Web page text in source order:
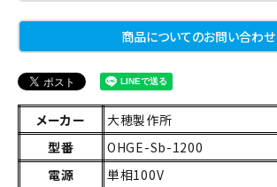
商品についてのお問い合わせ
メーカー
大穂製作所
型番
OHGE-Sb-1200
電源
単相100V